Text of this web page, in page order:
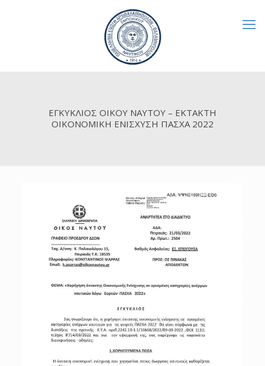
ΕΓΚΥΚΛΙΟΣ ΟΙΚΟΥ ΝΑΥΤΟΥ – ΕΚΤΑΚΤΗ
ΟΙΚΟΝΟΜΙΚΗ ΕΝΙΣΧΥΣΗ ΠΑΣΧΑ 2022